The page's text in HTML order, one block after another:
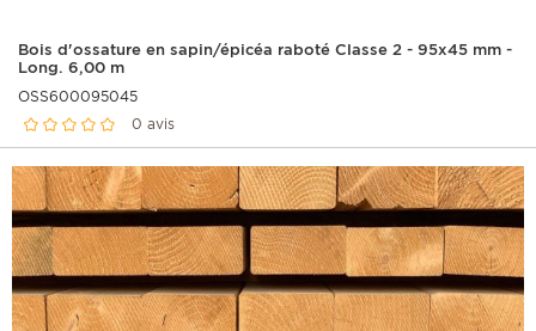
Bois d'ossature en sapin/épicéa raboté Classe 2 - 95x45 mm -
Long. 6,00 m
OSS600095045
0 avis